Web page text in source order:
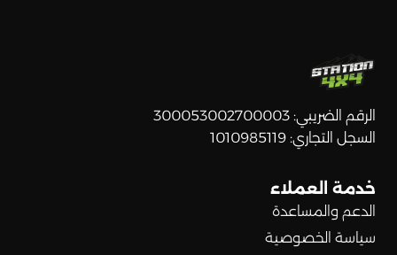
الرقم الضريبي: 300053002700003
السجل التجاري: 1010985119
خدمة العملاء
الدعم والمساعدة
سياسة الخصوصية